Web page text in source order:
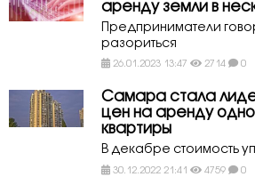
аренду земли в
Предприниматели
разориться
26.01.2023 13:47 2714 0
Самара стала
цен на аренду
квартиры
В декабре стоимость
30.12.2022 21:41 4759 0